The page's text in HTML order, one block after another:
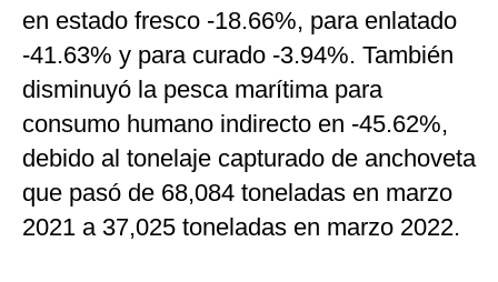
en estado fresco -18.66%, para enlatado
-41.63% y para curado -3.94%. También
disminuyó la pesca marítima para
consumo humano indirecto en -45.62%,
debido al tonelaje capturado de anchoveta
que pasó de 68,084 toneladas en marzo
2021 a 37,025 toneladas en marzo 2022.